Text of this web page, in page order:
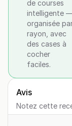
de courses
intelligente
organisée
rayon, avec
des cases à
cocher
faciles.
Avis
Notez cette